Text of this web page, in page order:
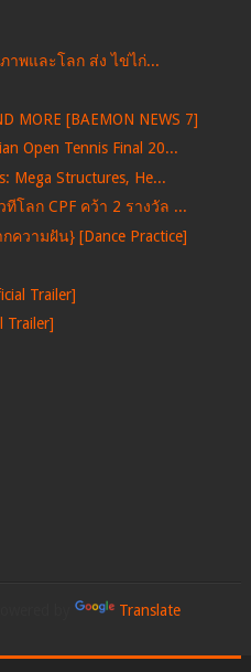
าพและโลก ส่ง ไข่ไก่...
MORE [BAEMON NEWS 7]
Open Tennis Final 20...
Mega Structures, He...
โลก CPF คว้า 2 รางวัล ...
ความฝัน} [Dance Practice]
Trailer]
Trailer]
Translate